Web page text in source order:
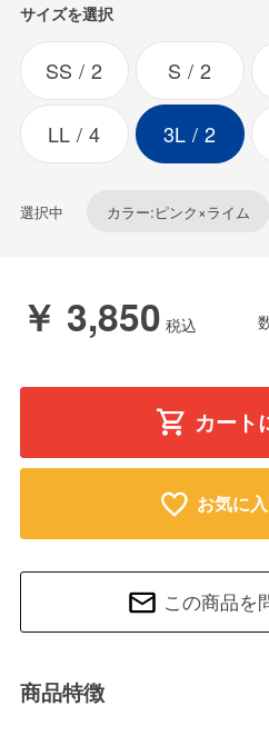
サイズを選択
SS 2 S 2
LL 4 3L 2
選択中 カラー:ピンク×ライム
￥ 3,850
カート
お気に
この商品を
商品特徴